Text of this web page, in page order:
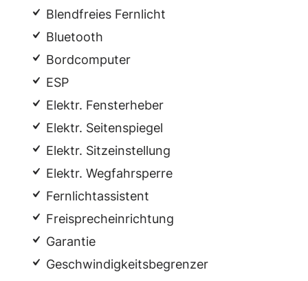
Blendfreies Fernlicht
Bluetooth
Bordcomputer
ESP
Elektr. Fensterheber
Elektr. Seitenspiegel
Elektr. Sitzeinstellung
Elektr. Wegfahrsperre
Fernlichtassistent
Freisprecheinrichtung
Garantie
Geschwindigkeitsbegrenzer